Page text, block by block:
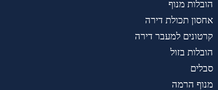
הובלות מנוף
אחסון תכולת דירה
קרטונים למעבר דירה
הובלות בזול
סבלים
מנוף הרמה